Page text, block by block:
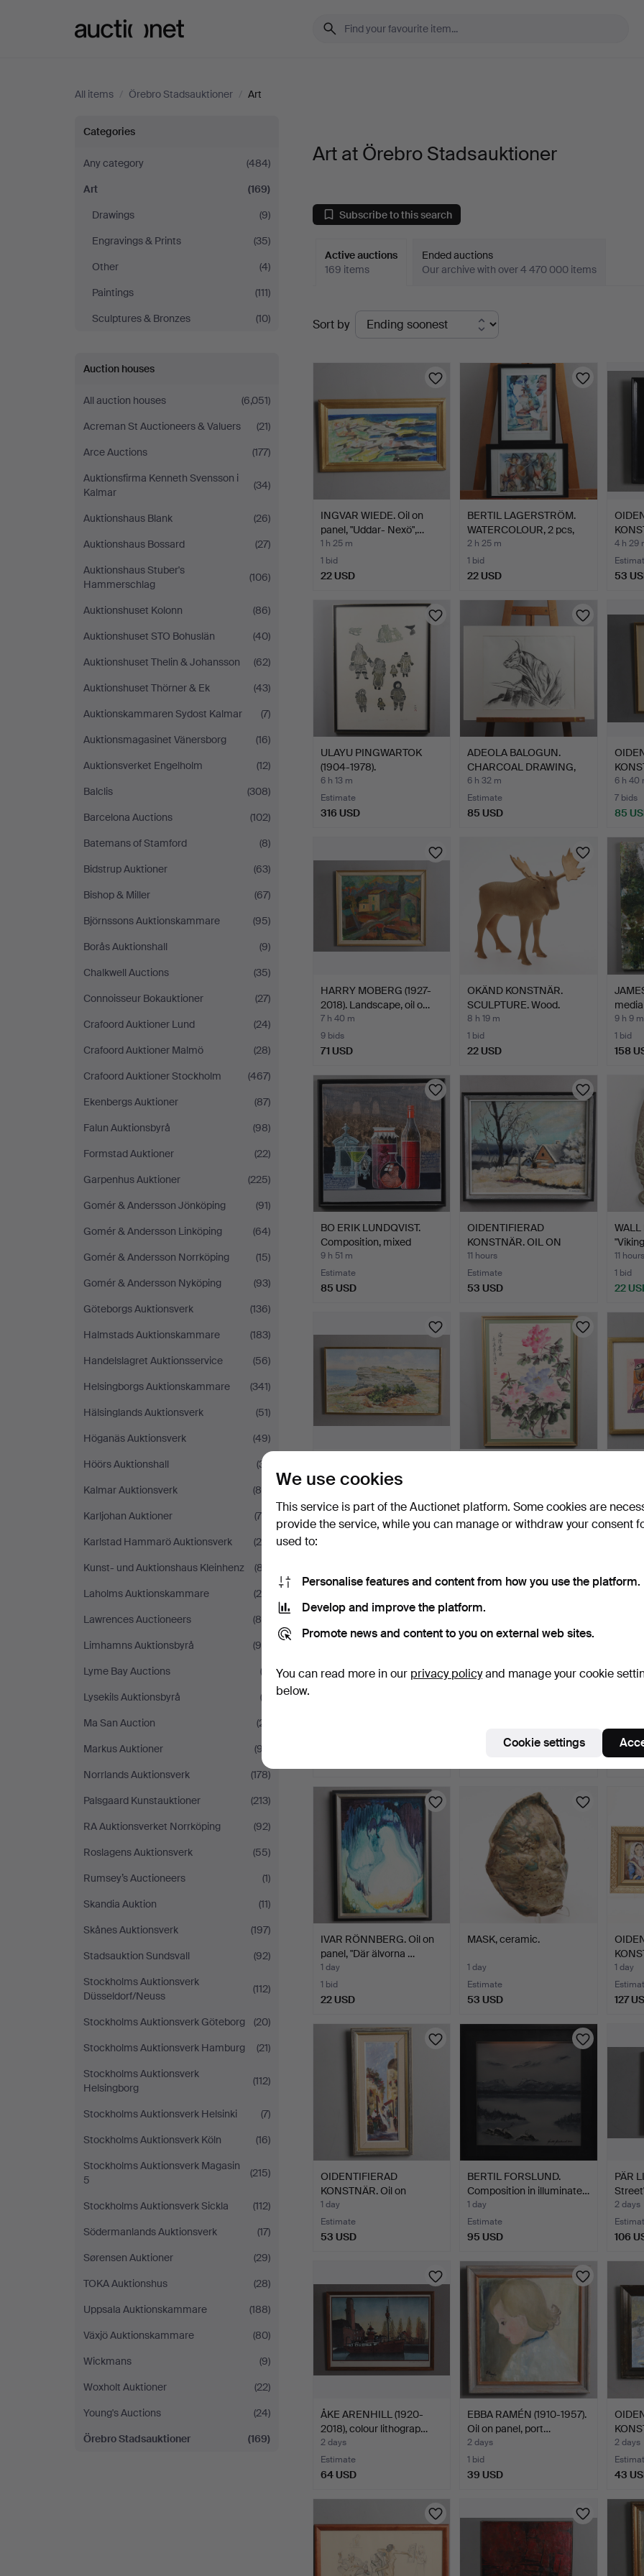
All items / Örebro Stadsauktioner / Art
Art
at
Örebro
Stadsauktioner
Categories
Any category
(484)
Art
(169)
Drawings
(9)
Engravings & Prints
(35)
Other
(4)
Paintings
(111)
Sculptures & Bronzes
(10)
Auction houses
All auction houses
(6,051)
Acreman St Auctioneers & Valuers
(21)
Arce Auctions
(177)
Auktionsfirma Kenneth Svensson i
Kalmar
(34)
Auktionshaus Blank
(26)
Auktionshaus Bossard
(27)
Auktionshaus Stuber's
Hammerschlag
(106)
Auktionshuset Kolonn
(86)
Auktionshuset STO Bohuslän
(40)
Auktionshuset Thelin & Johansson
(62)
Auktionshuset Thörner & Ek
(43)
Auktionskammaren Sydost Kalmar
(7)
Auktionsmagasinet Vänersborg
(16)
Auktionsverket Engelholm
(12)
Balclis
(308)
Barcelona Auctions
(102)
Batemans of Stamford
(8)
Bidstrup Auktioner
(63)
Bishop & Miller
(67)
Björnssons Auktionskammare
(95)
Borås Auktionshall
(9)
Chalkwell Auctions
(35)
Connoisseur Bokauktioner
(27)
Crafoord Auktioner Lund
(24)
Crafoord Auktioner Malmö
(28)
Crafoord Auktioner Stockholm
(467)
Ekenbergs Auktioner
(87)
Falun Auktionsbyrå
(98)
Formstad Auktioner
(22)
Garpenhus Auktioner
(225)
Gomér & Andersson Jönköping
(91)
Gomér & Andersson Linköping
(64)
Gomér & Andersson Norrköping
(15)
Gomér & Andersson Nyköping
(93)
Göteborgs Auktionsverk
(136)
Halmstads Auktionskammare
(183)
Handelslagret Auktionsservice
(56)
Helsingborgs Auktionskammare
(341)
Hälsinglands Auktionsverk
(51)
Höganäs Auktionsverk
(49)
Höörs Auktionshall
(31)
Kalmar Auktionsverk
(89)
Karljohan Auktioner
(76)
Karlstad Hammarö Auktionsverk
(25)
Kunst- und Auktionshaus Kleinhenz
(87)
Laholms Auktionskammare
(25)
Lawrences Auctioneers
(80)
Limhamns Auktionsbyrå
(95)
Lyme Bay Auctions
(2)
Lysekils Auktionsbyrå
(2)
Ma San Auction
(21)
Markus Auktioner
(97)
Norrlands Auktionsverk
(178)
Palsgaard Kunstauktioner
(213)
RA Auktionsverket Norrköping
(92)
Roslagens Auktionsverk
(55)
Rumsey’s Auctioneers
(1)
Skandia Auktion
(11)
Skånes Auktionsverk
(197)
Stadsauktion Sundsvall
(92)
Stockholms Auktionsverk
Düsseldorf/Neuss
(112)
Stockholms Auktionsverk Göteborg
(20)
Stockholms Auktionsverk Hamburg
(21)
Stockholms Auktionsverk
Helsingborg
(112)
Stockholms Auktionsverk Helsinki
(7)
Stockholms Auktionsverk Köln
(16)
Stockholms Auktionsverk Magasin
5
(215)
Stockholms Auktionsverk Sickla
(112)
Södermanlands Auktionsverk
(17)
Sørensen Auktioner
(29)
TOKA Auktionshus
(28)
Uppsala Auktionskammare
(188)
Växjö Auktionskammare
(80)
Wickmans
(9)
Woxholt Auktioner
(22)
Young's Auctions
(24)
Örebro Stadsauktioner
(169)
Art at Örebro Stadsauktioner
Subscribe to this search
Active auctions
169 items
Ended auctions
Our archive with over 4 470 000 items
Active
auctions
Sort by
INGVAR WIEDE. Oil on
panel, "Uddar- Nexö",…
1 h 25 m
1 bid
22 USD
BERTIL LAGERSTRÖM.
WATERCOLOUR, 2 pcs,
com…
2 h 25 m
1 bid
22 USD
4 h 29
53
ULAYU PINGWARTOK
(1904-1978).
LITHOGRAPH, …
6 h 13 m
Estimate
316 USD
ADEOLA BALOGUN.
CHARCOAL DRAWING,
"Instinc…
6 h 32 m
Estimate
85 USD
6 h 40
7 bids
85
HARRY MOBERG (1927-
2018). Landscape, oil o…
7 h 40 m
9 bids
71 USD
OKÄND KONSTNÄR.
SCULPTURE. Wood.
Moose, se…
8 h 19 m
1 bid
22 USD
9 h 9 m
1 bid
158
BO ERIK LUNDQVIST.
Composition, mixed
medi…
9 h 51 m
Estimate
85 USD
OIDENTIFIERAD
KONSTNÄR. OIL ON
CANVAS, win…
11 hours
Estimate
53 USD
WALL
11 hours
1 bid
22
oil on canvas, "Raukar G…
2 bids
27 USD
Estimate
85 USD 64
1 day
IVAR RÖNNBERG. Oil on
panel, "Där älvorna …
1 day
1 bid
22 USD
MASK, ceramic.
1 day
Estimate
53 USD
1 day
127
OIDENTIFIERAD
KONSTNÄR. Oil on
canvas, "Ga…
1 day
Estimate
53 USD
BERTIL FORSLUND.
Composition in illuminate…
1 day
Estimate
95 USD
PÄR
2 days
106
ÅKE ARENHILL (1920-
2018), colour lithograp…
2 days
Estimate
64 USD
EBBA RAMÉN (1910-1957).
Oil on panel, port…
2 days
1 bid
39 USD
2 days
43
We use cookies
This service is part of the Auctionet platform. Some cookies are
provide the service, while you can manage or withdraw your consent
used to:
Personalise features and content from how you use the platform.
Develop and improve the platform.
Promote news and content to you on external web sites.
You can read more in our privacy policyand manage your cookie
below.
Cookie settings